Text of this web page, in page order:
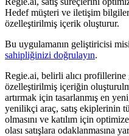
Hedef müşteri ve iletişim
özelleştirilmiş içerik oluşturur.
Bu uygulamanın geliştiricisi
sahipliğinizi doğrulayın.
Regie.ai, belirli alıcı
özelleştirilmiş içeriğin
artırmak için tasarlanmış en
yenilikçi araç, satış ekiplerinin
olmasını ve katılım için
olası satışlara odaklanmasına